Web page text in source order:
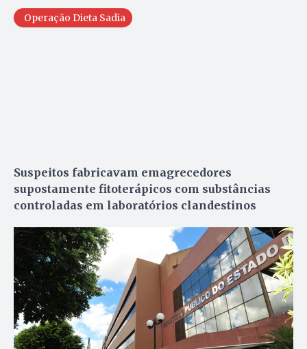
Operação Dieta Sadia
Suspeitos fabricavam emagrecedores
supostamente fitoterápicos com substâncias
controladas em laboratórios clandestinos